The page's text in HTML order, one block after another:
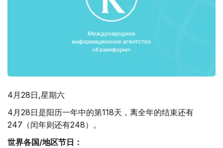
4月28日,星期六
4月28日是阳历一年中的第118天，离全年的结束还有
247（闰年则还有248）。
世界各国/地区节日：